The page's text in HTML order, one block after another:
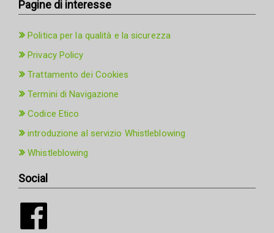
Pagine di interesse
Politica per la qualità e la sicurezza
Privacy Policy
Trattamento dei Cookies
Termini di Navigazione
Codice Etico
introduzione al servizio Whistleblowing
Whistleblowing
Social